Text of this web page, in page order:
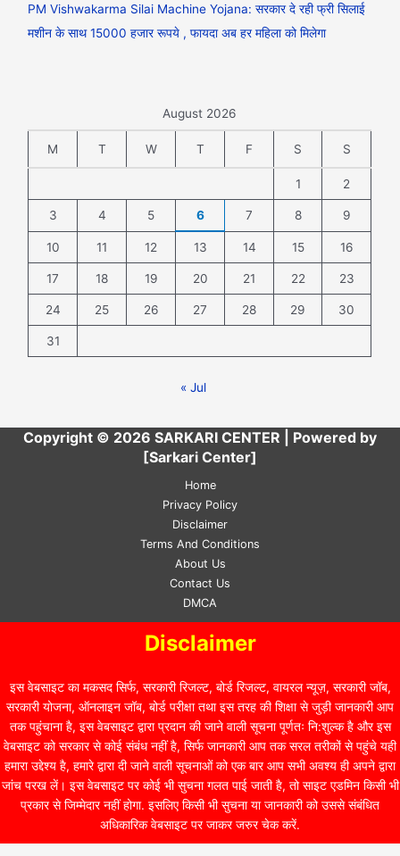
PM Vishwakarma Silai Machine Yojana: सरकार दे रही फ्री सिलाई
मशीन के साथ 15000 हजार रूपये , फायदा अब हर महिला को मिलेगा
August 2026
M T W T F S S
1 2
3 4 5 6 7 8 9
10 11 12 13 14 15 16
17 18 19 20 21 22 23
24 25 26 27 28 29 30
31
« Jul
Copyright © 2026 SARKARI CENTER | Powered by
[Sarkari Center]
Home
Privacy Policy
Disclaimer
Terms And Conditions
About Us
Contact Us
DMCA
Disclaimer
इस वेबसाइट का मकसद सिर्फ, सरकारी रिजल्ट, बोर्ड रिजल्ट, वायरल न्यूज़, सरकारी जॉब,
सरकारी योजना, ऑनलाइन जॉब, बोर्ड परीक्षा तथा इस तरह की शिक्षा से जुड़ी जानकारी आप
तक पहुंचाना है, इस वेबसाइट द्वारा प्रदान की जाने वाली सूचना पूर्णतः नि:शुल्क है और इस
वेबसाइट को सरकार से कोई संबंध नहीं है, सिर्फ जानकारी आप तक सरल तरीकों से पहुंचे यही
हमारा उद्देश्य है, हमारे द्वारा दी जाने वाली सूचनाओं को एक बार आप सभी अवश्य ही अपने द्वारा
जांच परख लें। इस वेबसाइट पर कोई भी सुचना गलत पाई जाती है, तो साइट एडमिन किसी भी
प्रकार से जिम्मेदार नहीं होगा. इसलिए किसी भी सुचना या जानकारी को उससे संबंधित
अधिकारिक वेबसाइट पर जाकर जरुर चेक करें.